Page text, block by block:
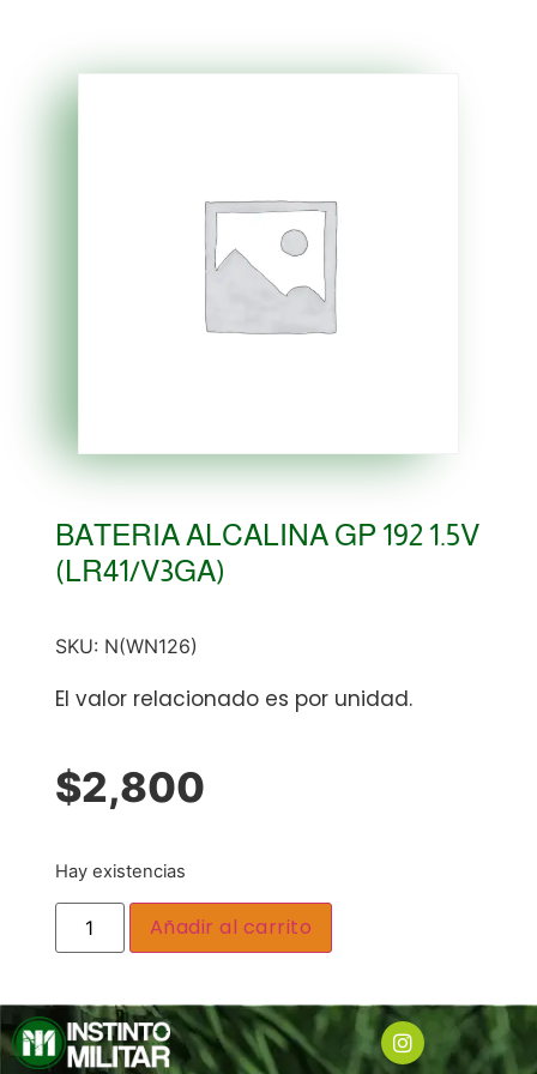
BATERIA ALCALINA GP 192 1.5V
(LR41/V3GA)
SKU: N(WN126)
El valor relacionado es por unidad.
$2,800
Hay existencias
Añadir al carrito